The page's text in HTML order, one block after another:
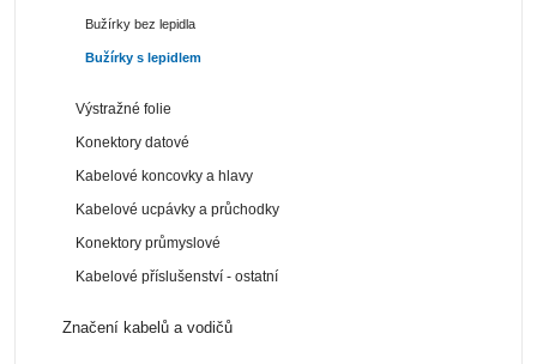
Bužírky bez lepidla
Bužírky s lepidlem
Výstražné folie
Konektory datové
Kabelové koncovky a hlavy
Kabelové ucpávky a průchodky
Konektory průmyslové
Kabelové příslušenství - ostatní
Značení kabelů a vodičů